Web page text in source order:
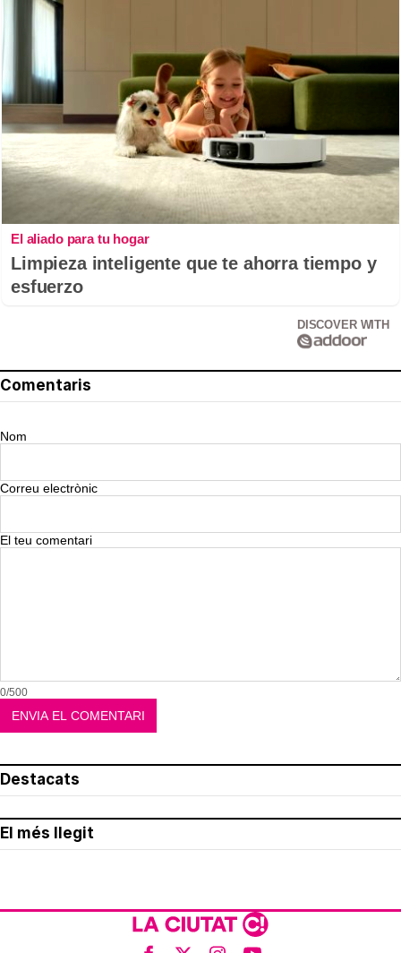
El aliado para tu hogar
Limpieza inteligente que te ahorra tiempo y
esfuerzo
DISCOVER WITH
Comentaris
Nom
Correu electrònic
El teu comentari
0/500
Destacats
El més llegit